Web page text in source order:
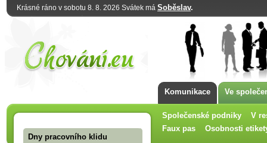
Krásné ráno v sobotu 8. 8. 2026 Svátek má Soběslav.
Komunikace Ve
Společenské podniky
V
Faux pas
Osobnosti
Dny pracovního klidu